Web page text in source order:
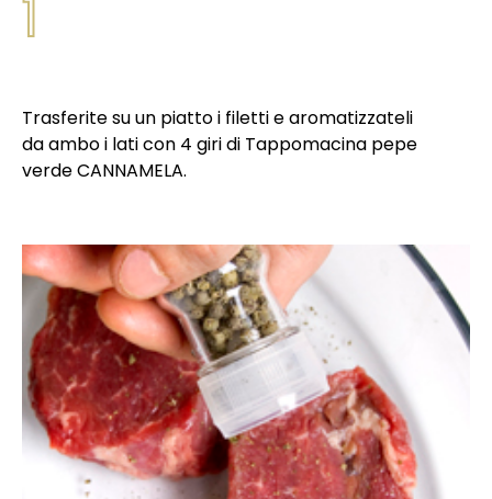
1
Trasferite su un piatto i filetti e aromatizzateli
da ambo i lati con 4 giri di Tappomacina pepe
verde CANNAMELA.